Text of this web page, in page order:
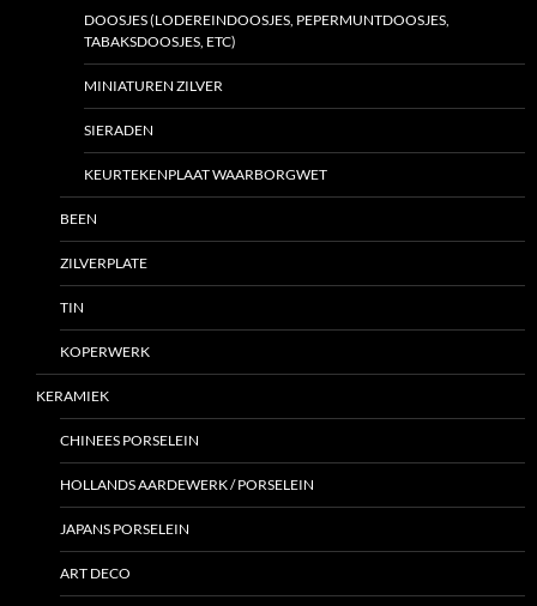
DOOSJES (LODEREINDOOSJES, PEPERMUNTDOOSJES,
TABAKSDOOSJES, ETC)
MINIATUREN ZILVER
SIERADEN
KEURTEKENPLAAT WAARBORGWET
BEEN
ZILVERPLATE
TIN
KOPERWERK
KERAMIEK
CHINEES PORSELEIN
HOLLANDS AARDEWERK / PORSELEIN
JAPANS PORSELEIN
ART DECO